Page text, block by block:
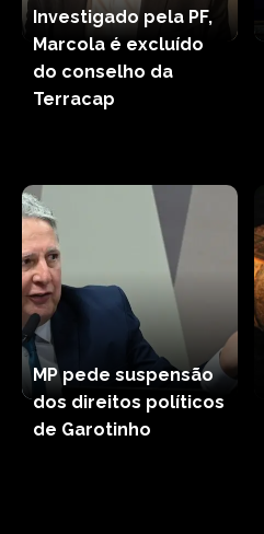
Investigado pela PF,
Marcola é excluído
do conselho da
Terracap
MP pede suspensão
dos direitos políticos
de Garotinho